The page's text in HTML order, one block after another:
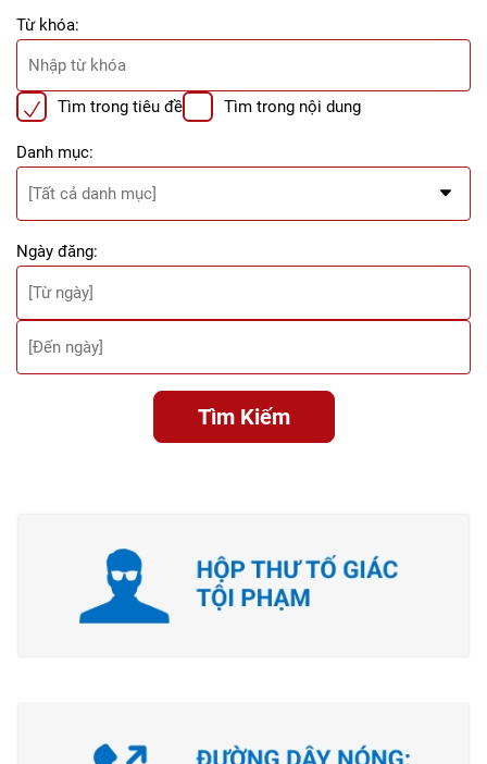
Từ khóa:
Tìm trong tiêu đề Tìm trong nội dung
Danh mục:
Ngày đăng:
Tìm Kiếm